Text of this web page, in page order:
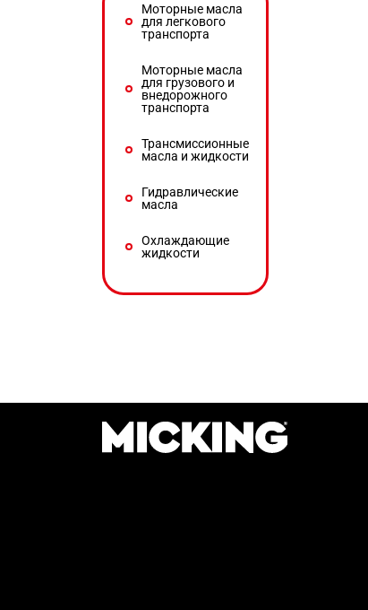
Моторные масла
для легкового
транспорта
Моторные масла
для грузового и
внедорожного
транспорта
Трансмиссионные
масла и жидкости
Гидравлические
масла
Охлаждающие
жидкости